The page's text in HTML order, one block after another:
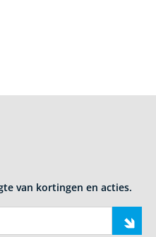
van kortingen en acties.